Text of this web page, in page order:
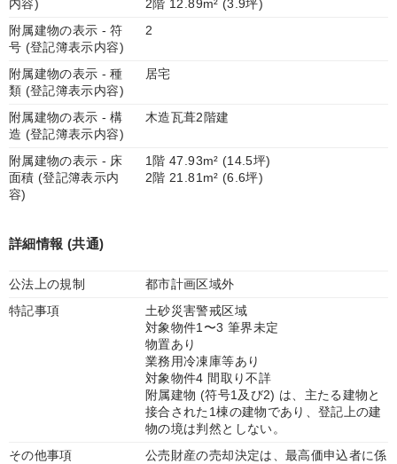
内容)
2階 12.89m² (3.9坪)
附属建物の表示 - 符
号 (登記簿表示内容)
2
附属建物の表示 - 種
類 (登記簿表示内容)
居宅
附属建物の表示 - 構
造 (登記簿表示内容)
木造瓦葺2階建
附属建物の表示 - 床
面積 (登記簿表示内
容)
1階 47.93m² (14.5坪)
2階 21.81m² (6.6坪)
詳細情報 (共通)
公法上の規制
都市計画区域外
特記事項
土砂災害警戒区域
対象物件1〜3 筆界未定
物置あり
業務用冷凍庫等あり
対象物件4 間取り不詳
附属建物 (符号1及び2) は、主たる建物と
接合された1棟の建物であり、登記上の建
物の境は判然としない。
その他事項
公売財産の売却決定は、最高価申込者に係